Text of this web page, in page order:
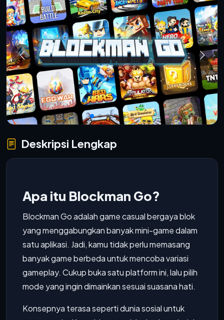
Deskripsi Lengkap
Apa itu Blockman Go?
Blockman Go adalah game casual bergaya blok
yang menggabungkan banyak mini-game dalam
satu aplikasi. Jadi, kamu tidak perlu memasang
banyak game berbeda untuk mencoba variasi
gameplay. Cukup buka satu platform ini, lalu pilih
mode yang ingin dimainkan sesuai suasana hati.
Konsepnya terasa seperti dunia sosial untuk